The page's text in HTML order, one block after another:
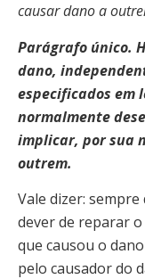
causar dano a
Parágrafo único.
dano,
especificados em
normalmente
implicar, por sua
outrem.
Vale dizer:
dever de reparar
que causou o
pelo causador do